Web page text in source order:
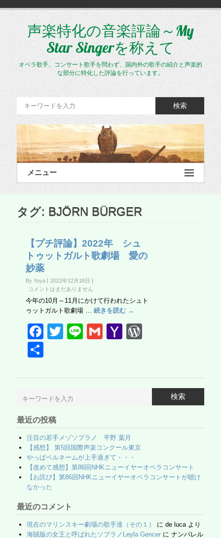
ス
声楽特化の音楽評論～My
Star Singerを称えて
オペラ歌手、コンサート歌手を問わず、国内外の歌手の紹介と声楽的
な部分に特化した評論を行っています。
検索
メニュー
タグ: BJÖRN BÜRGER
【プチ評論】2022年 シュ
トゥットガルト歌劇場 愛の
妙薬
By Yuya
2022年12月18日
コメントはまだありません
今年の10月～11月にかけて行われたシュト
ゥットガルト歌劇場 …続きを読む →
F
e
b
o
k
T
er
Li
G
Y
o
ail
Pr
ss
検索
最近の投稿
注目の若手メゾソプラノ 平野 葉月
【感想】 第5回国際声楽コンクール東京
やっぱベルネームが上手過ぎて・・・
【改めて感想】第86回NHKニューイヤーオペラコンサート
【お詫び】第86回NHKニューイヤーオペラコンサートが聴け
なかった
最近のコメント
現在のマリンスキー劇場の歌手達（その１） に de lucaより
海賊版の女王と呼ばれたソプラノLeyla Gencer に ナンパレル